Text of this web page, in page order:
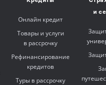
Онлайн кредит
Товары и услуги
в рассрочку
Рефинансирование
кредитов
Туры в рассрочку
и